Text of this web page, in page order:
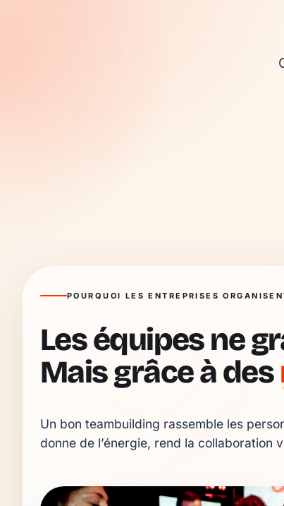
POURQUOI LES ENTREPRISES
Les équipes ne
Mais grâce à des
Un bon teambuilding rassemble les
donne de l’énergie, rend la collaboration